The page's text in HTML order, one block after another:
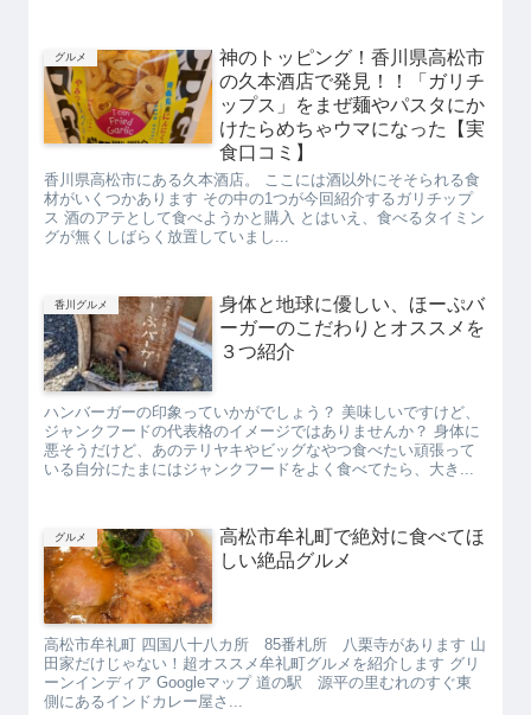
グルメ
神のトッピング！香川県高松市
の久本酒店で発見！！「ガリチ
ップス」をまぜ麺やパスタにか
けたらめちゃウマになった【実
食口コミ】
香川県高松市にある久本酒店。 ここには酒以外にそそられる食
材がいくつかあります その中の1つが今回紹介するガリチップ
ス 酒のアテとして食べようかと購入 とはいえ、食べるタイミン
グが無くしばらく放置していまし...
香川グルメ
身体と地球に優しい、ほーぷバ
ーガーのこだわりとオススメを
３つ紹介
ハンバーガーの印象っていかがでしょう？ 美味しいですけど、
ジャンクフードの代表格のイメージではありませんか？ 身体に
悪そうだけど、あのテリヤキやビッグなやつ食べたい頑張って
いる自分にたまにはジャンクフードをよく食べてたら、大き...
グルメ
高松市牟礼町で絶対に食べてほ
しい絶品グルメ
高松市牟礼町 四国八十八カ所 85番札所 八栗寺があります 山
田家だけじゃない！超オススメ牟礼町グルメを紹介します グリ
ーンインディア Googleマップ 道の駅 源平の里むれのすぐ東
側にあるインドカレー屋さ...